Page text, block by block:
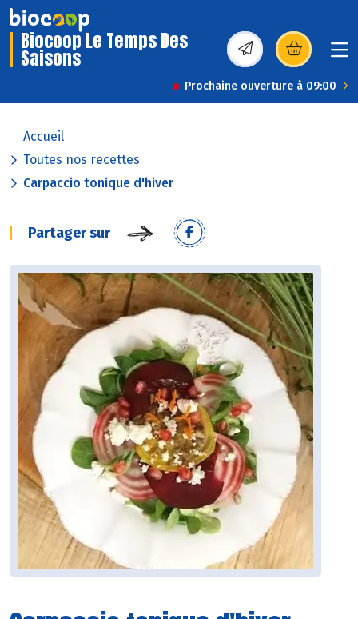
Biocoop Le Temps Des
Saisons (s’ouvre dans une
Prochaine ouverture à 09:00
Accueil
Toutes nos recettes
Carpaccio tonique d'hiver
Partager sur